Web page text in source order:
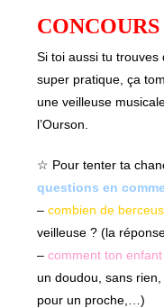
Si toi aussi tu
super pratique, ça
une veilleuse
l’Ourson.
☆ Pour tenter ta
questions en
–combien de
veilleuse ? (la
–comment ton enfant
un doudou, sans rien,
pour un proche,…)